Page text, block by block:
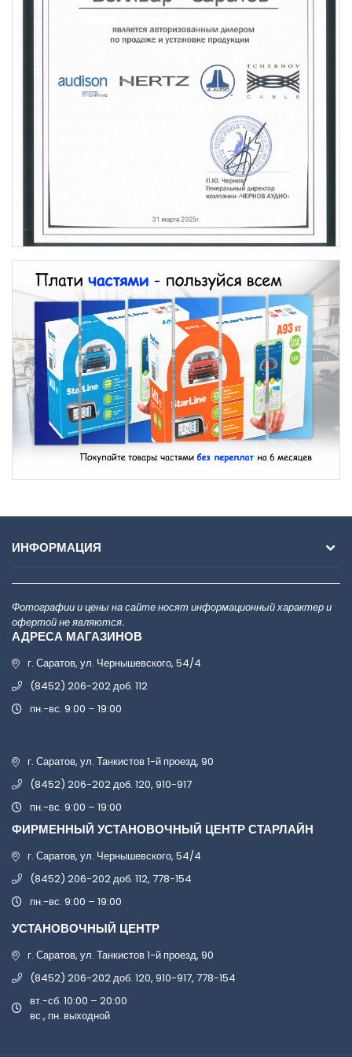
ИНФОРМАЦИЯ
Фотографии и цены на сайте носят информационный характер и
офертой не являются.
АДРЕСА МАГАЗИНОВ
г. Саратов, ул. Чернышевского, 54/4
(8452) 206-202 доб. 112
пн.-вс. 9:00 – 19:00
г. Саратов, ул. Танкистов 1-й проезд, 90
(8452) 206-202 доб. 120, 910-917
пн.-вс. 9:00 – 19:00
ФИРМЕННЫЙ УСТАНОВОЧНЫЙ ЦЕНТР СТАРЛАЙН
г. Саратов, ул. Чернышевского, 54/4
(8452) 206-202 доб. 112, 778-154
пн.-вс. 9:00 – 19:00
УСТАНОВОЧНЫЙ ЦЕНТР
г. Саратов, ул. Танкистов 1-й проезд, 90
(8452) 206-202 доб. 120, 910-917, 778-154
вт.-сб. 10:00 – 20:00
вс., пн. выходной